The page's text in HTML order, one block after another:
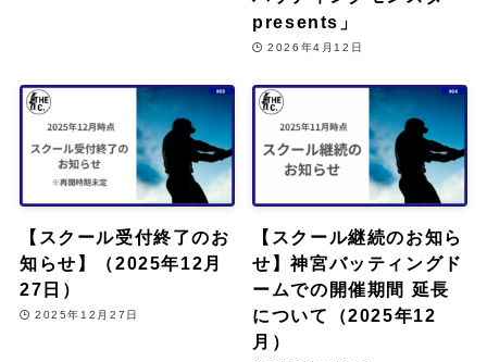
presents」
2026年4月12日
【スクール受付終了のお
知らせ】（2025年12月
27日）
2025年12月27日
【スクール継続のお知ら
せ】神宮バッティングド
ームでの開催期間 延長
について（2025年12
月）